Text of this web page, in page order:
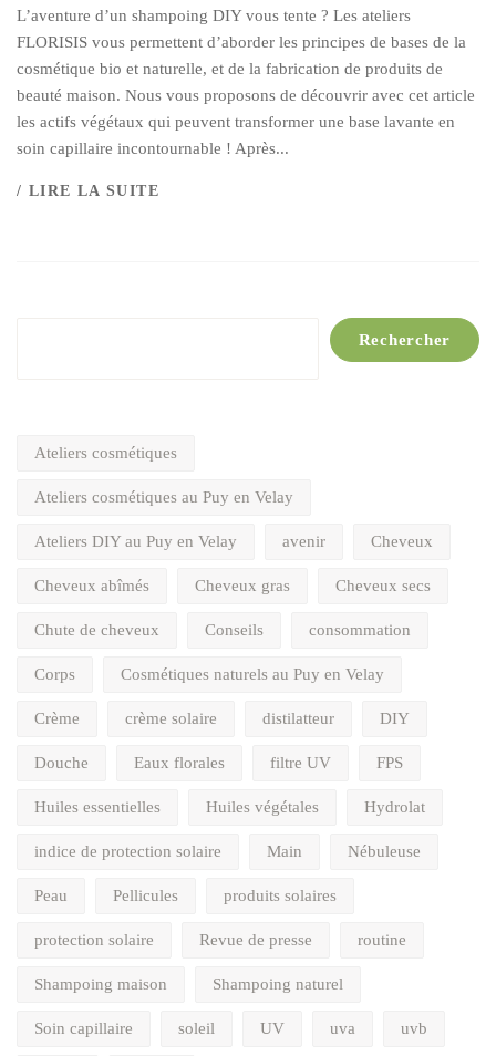
L’aventure d’un shampoing DIY vous tente ? Les ateliers
FLORISIS vous permettent d’aborder les principes de bases de la
cosmétique bio et naturelle, et de la fabrication de produits de
beauté maison. Nous vous proposons de découvrir avec cet article
les actifs végétaux qui peuvent transformer une base lavante en
soin capillaire incontournable ! Après...
/ LIRE LA SUITE
Rechercher
Ateliers cosmétiques
Ateliers cosmétiques au Puy en Velay
Ateliers DIY au Puy en Velay avenir Cheveux
Cheveux abîmés Cheveux gras Cheveux secs
Chute de cheveux Conseils consommation
Corps Cosmétiques naturels au Puy en Velay
Crème crème solaire distilatteur DIY
Douche Eaux florales filtre UV FPS
Huiles essentielles Huiles végétales Hydrolat
indice de protection solaire Main Nébuleuse
Peau Pellicules produits solaires
protection solaire Revue de presse routine
Shampoing maison Shampoing naturel
Soin capillaire soleil UV uva uvb